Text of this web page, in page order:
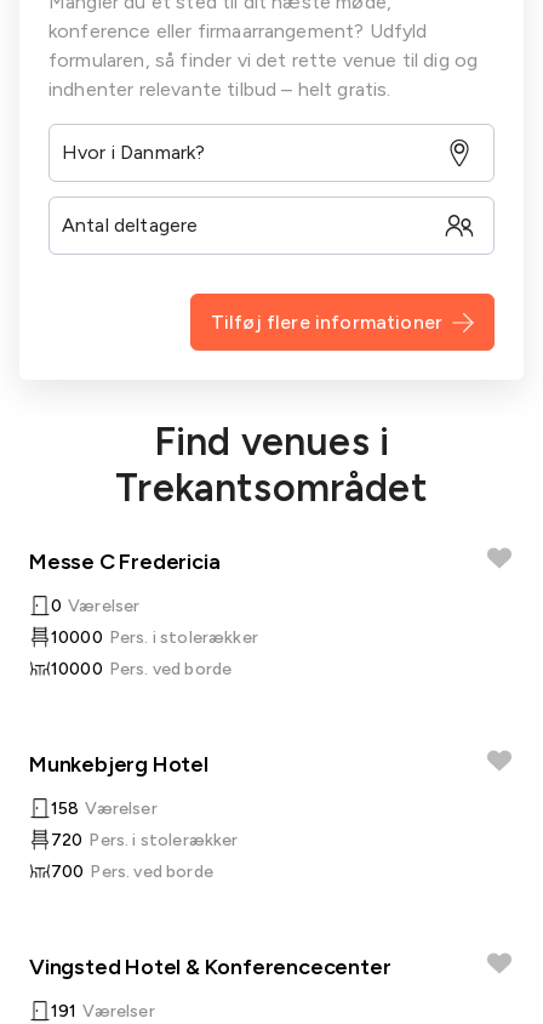
konference eller firmaarrangement? Udfyld
formularen, så finder vi det rette venue til dig og
indhenter relevante tilbud – helt gratis.
Tilføj flere informationer
Find venues i
Trekantsområdet
Messe C Fredericia
0 Værelser
10000 Pers. i stolerækker
10000 Pers. ved borde
Munkebjerg Hotel
158 Værelser
720 Pers. i stolerækker
700 Pers. ved borde
Vingsted Hotel & Konferencecenter
191 Værelser